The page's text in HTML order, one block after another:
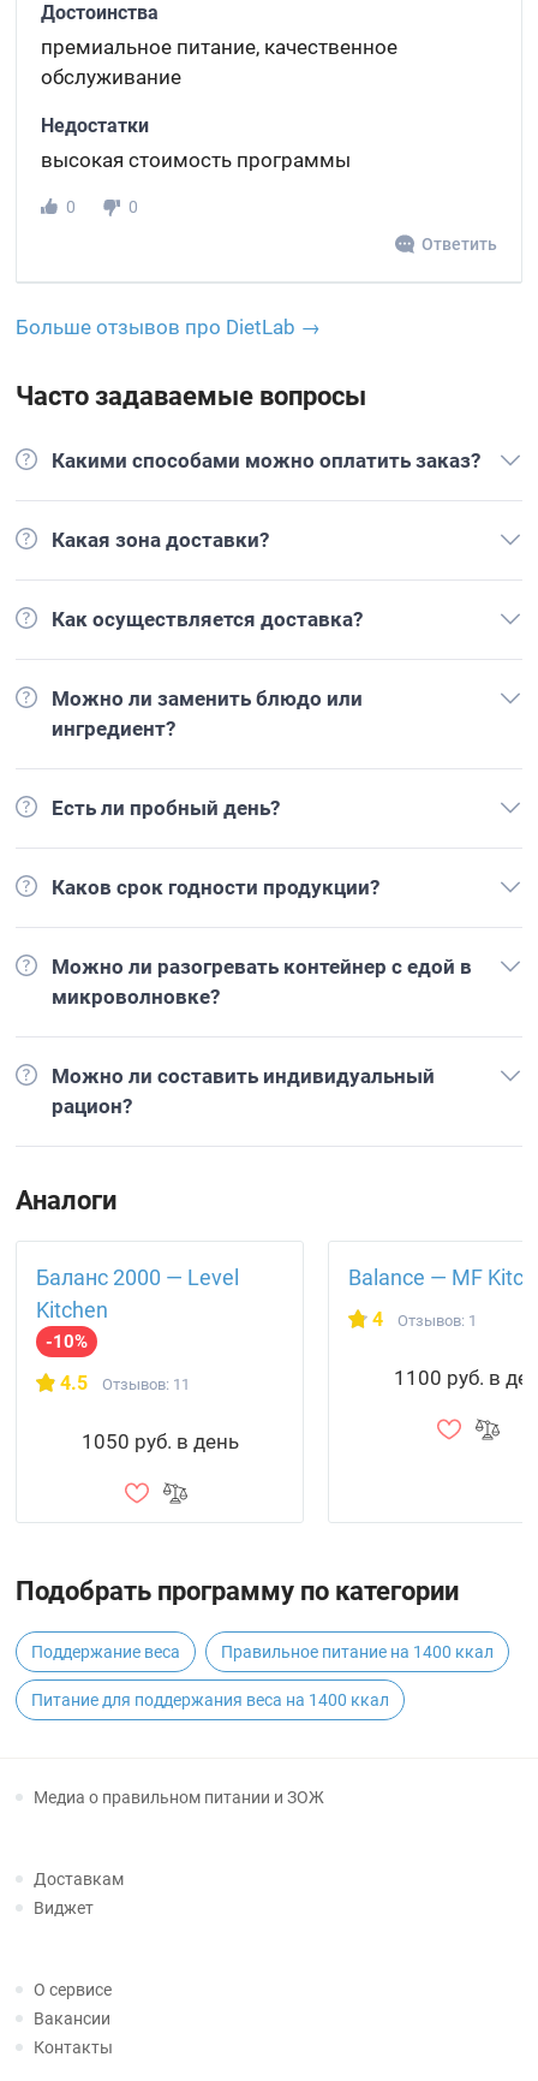
Достоинства
премиальное питание, качественное
обслуживание
Недостатки
высокая стоимость программы
0
0
Ответить
Больше отзывов про DietLab →
Часто задаваемые вопросы
Какими способами можно оплатить заказ?
Какая зона доставки?
Как осуществляется доставка?
Можно ли заменить блюдо или
ингредиент?
Есть ли пробный день?
Каков срок годности продукции?
Можно ли разогревать контейнер с едой в
микроволновке?
Можно ли составить индивидуальный
рацион?
Аналоги
Баланс 2000 — Level
Kitchen
-10%
4.5 Отзывов: 11
1050 руб. в день
Balance — MF
4 Отзывов: 1
1100 руб. в
Подобрать программу по категории
Поддержание веса Правильное питание на 1400 ккал
Питание для поддержания веса на 1400 ккал
Медиа о правильном питании и ЗОЖ
Доставкам
Виджет
О сервисе
Вакансии
Контакты